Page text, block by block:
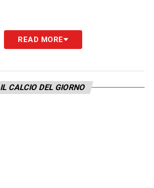
READ MORE
IL CALCIO DEL GIORNO